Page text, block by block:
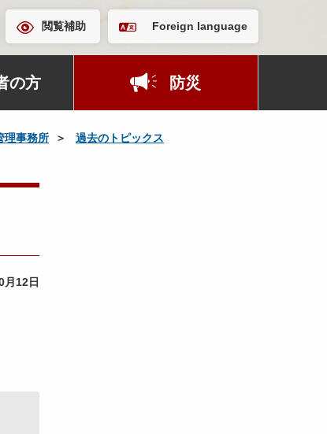
閲覧補助 Foreign language
の方 防災
理事務所
過去のトピックス
月12日